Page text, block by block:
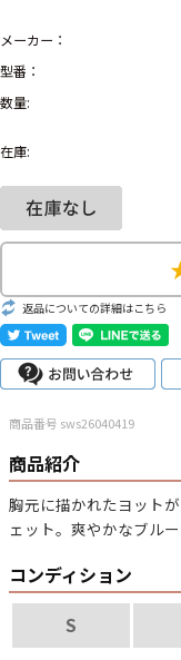
Search by Item
パンツ
Search by
ジャケット
長袖シャツ
半袖シャツ
メーカー：
型番：
数量:
在庫:
返品についての詳細はこちら
商品番号 sws26040419
商品紹介
胸元に描かれたヨット
ェット。爽やかなブル
コンディション
S